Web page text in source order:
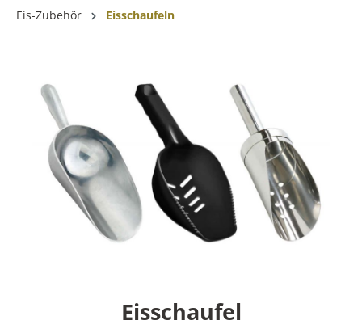
Eis-Zubehör Eisschaufeln
Eisschaufel